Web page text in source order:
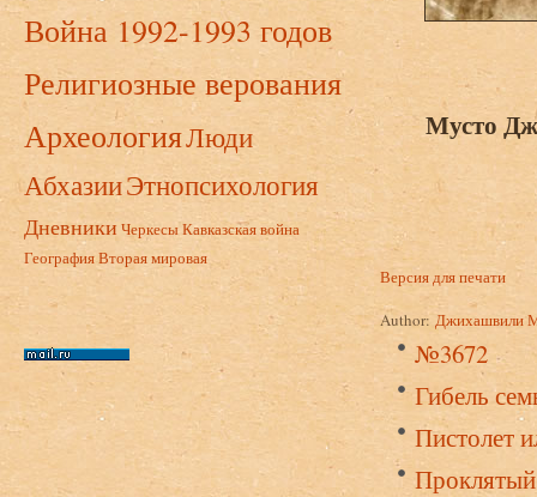
Война 1992-1993 годов
Религиозные верования
АрхеологияЛюди
АбхазииЭтнопсихология
Дневники ЧеркесыКавказская война
ГеографияВторая мировая
Мусто
Версия для печати
Author: Джихашвили
№3672
Гибель
Пистолет